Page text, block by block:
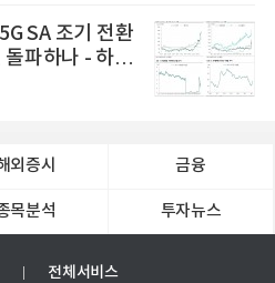
SA 조기 전환
파하나 - 하나
외증시 금융
목분석 투자뉴스
전체서비스